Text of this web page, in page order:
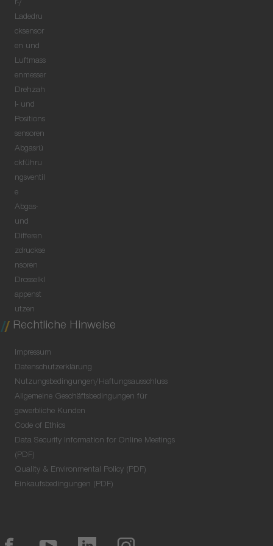
r-/
Ladedru
cksensor
en und
Luftmass
enmesser
Drehzah
l- und
Positions
sensoren
Abgasrü
ckführu
ngsventil
e
Abgas-
und
Differen
zdruckse
nsoren
Drosselkl
appenst
utzen
Rechtliche Hinweise
Impressum
Datenschutzerklärung
Nutzungsbedingungen/Haftungsausschluss
Allgemeine Geschäftsbedingungen für
gewerbliche Kunden
Code of Ethics
Data Security Information for Online Meetings
(PDF)
Quality & Environmental Policy (PDF)
Einkaufsbedingungen (PDF)